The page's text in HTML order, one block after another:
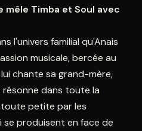
Timba et Soul avec
l'univers familial qu'Anais
musicale, bercée au
chante sa grand-mère,
dans toute la
toute petite par les
produisent en face de